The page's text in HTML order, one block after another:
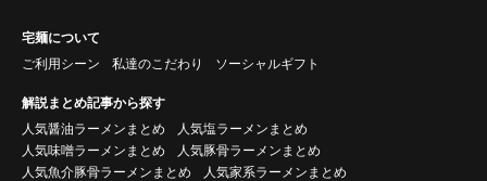
宅麺について
ご利用シーン
私達のこだわり ソーシャルギフト
解説まとめ記事から探す
人気醤油ラーメンまとめ
人気塩ラーメンまとめ
人気味噌ラーメンまとめ
人気豚骨ラーメンまとめ
人気魚介豚骨ラーメンまとめ
人気家系ラーメンまとめ